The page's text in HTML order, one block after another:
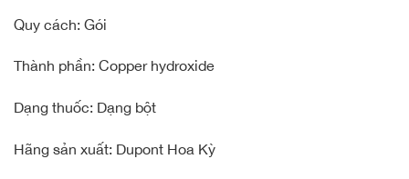
Quy cách: Gói
Thành phần: Copper hydroxide
Dạng thuốc: Dạng bột
Hãng sản xuất: Dupont Hoa Kỳ